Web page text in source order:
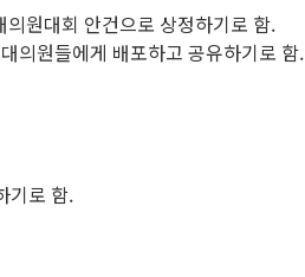
원대회 안건으로 상정하기로 함.
의원들에게 배포하고 공유하기로 함.
기로 함.